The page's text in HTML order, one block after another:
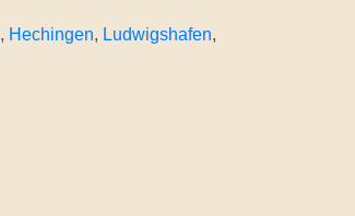
, Hechingen, Ludwigshafen